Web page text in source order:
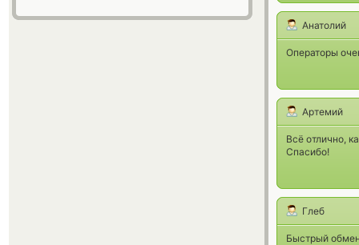
Анатолий
Операторы
Артемий
Всё отлично,
Спасибо!
Глеб
Быстрый